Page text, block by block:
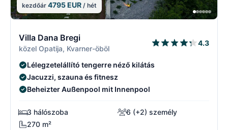
kezdőár 4795 EUR / hét
Villa Dana Bregi
közel Opatija, Kvarner-öböl
4.3
Lélegzetelállító tengerre néző kilátás
Jacuzzi, szauna és fitnesz
Beheizter Außenpool mit Innenpool
3 hálószoba
6 (+2) személy
270 m²